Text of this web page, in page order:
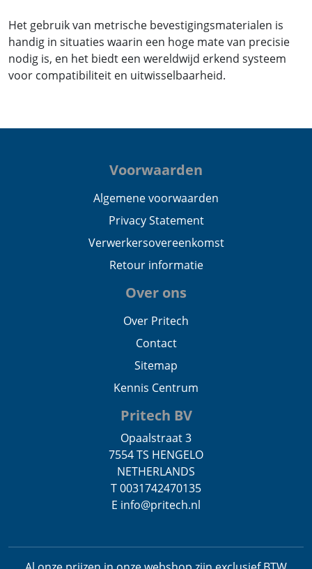
Het gebruik van metrische bevestigingsmaterialen is
handig in situaties waarin een hoge mate van precisie
nodig is, en het biedt een wereldwijd erkend systeem
voor compatibiliteit en uitwisselbaarheid.
Voorwaarden
Algemene voorwaarden
Privacy Statement
Verwerkersovereenkomst
Retour informatie
Over ons
Over Pritech
Contact
Sitemap
Kennis Centrum
Pritech BV
Opaalstraat 3
7554 TS HENGELO
NETHERLANDS
T 0031742470135
E info@pritech.nl